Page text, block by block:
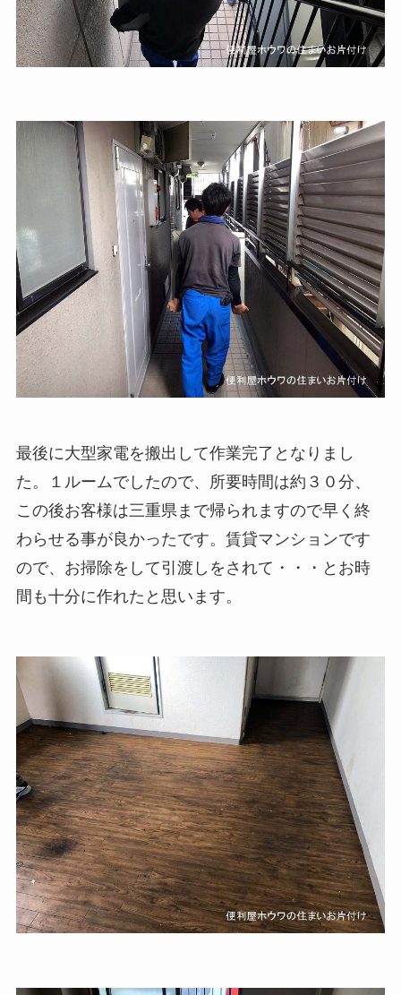
最後に大型家電を搬出して作業完了となりまし
た。１ルームでしたので、所要時間は約３０分、
この後お客様は三重県まで帰られますので早く終
わらせる事が良かったです。賃貸マンションです
ので、お掃除をして引渡しをされて・・・とお時
間も十分に作れたと思います。